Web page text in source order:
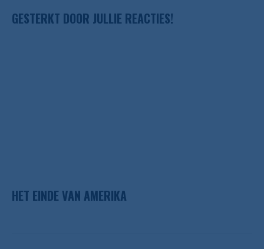
GESTERKT DOOR JULLIE REACTIES!
HET EINDE VAN AMERIKA